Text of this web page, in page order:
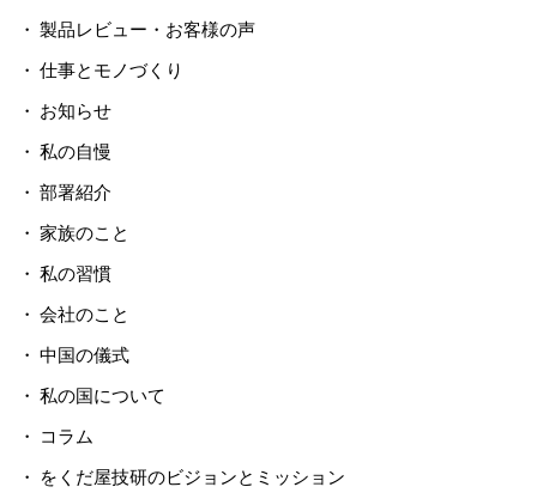
製品レビュー・お客様の声
仕事とモノづくり
お知らせ
私の自慢
部署紹介
家族のこと
私の習慣
会社のこと
中国の儀式
私の国について
コラム
をくだ屋技研のビジョンとミッション